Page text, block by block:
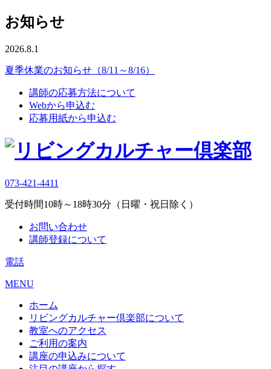
お知らせ
2026.8.1
夏季休業のお知らせ（8/11～8/16）
講師の応募方法について
Webから申込む
応募用紙から申込む
073-421-4411
受付時間10時～18時30分（日曜・祝日除く）
お問い合わせ
講師登録について
電話
MENU
ホーム
リビングカルチャー倶楽部について
教室へのアクセス
ご利用の案内
講座の申込みについて